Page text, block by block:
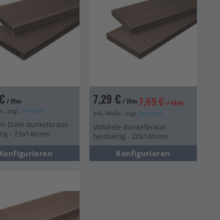
/ lfm
zzgl.Versand
Diele dunkelbraun -
- 23x146mm
7,29 €/ lfm 7,69 € / lfm
Inkl. MwSt., zzgl. Versand
Volldiele dunkelbraun -
beidseitig - 20x140mm
Konfigurieren